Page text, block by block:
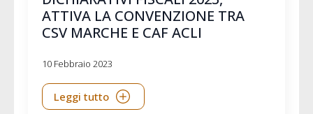
ATTIVA LA CONVENZIONE TRA
CSV MARCHE E CAF ACLI
10 Febbraio 2023
Leggi tutto